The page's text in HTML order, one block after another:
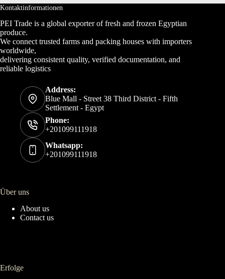
Kontaktinformationen
PEI Trade is a global exporter of fresh and frozen Egyptian
produce.
We connect trusted farms and packing houses with importers
worldwide,
delivering consistent quality, verified documentation, and
reliable logistics
Address:
Blue Mall - Street 38 Third District - Fifth
Settlement - Egypt
Phone:
+201099111918
Whatsapp:
+201099111918
Über uns
About us
Contact us
Erfolge